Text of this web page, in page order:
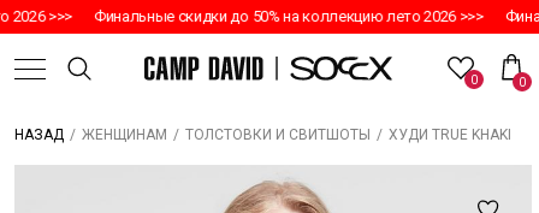
>>> Финальные скидки до 50% на коллекцию лето 2026 >>>
0 0
НАЗАД / ЖЕНЩИНАМ / ТОЛСТОВКИ И СВИТШОТЫ / ХУДИ TRUE KHAKI